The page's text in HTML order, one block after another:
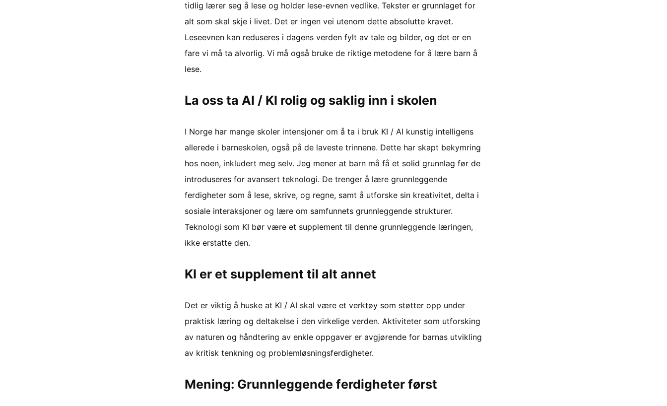
tidlig lærer seg å lese og holder lese-evnen vedlike. Tekster er grunnlaget for
alt som skal skje i livet. Det er ingen vei utenom dette absolutte kravet.
Leseevnen kan reduseres i dagens verden fylt av tale og bilder, og det er en
fare vi må ta alvorlig. Vi må også bruke de riktige metodene for å lære barn å
lese.
La oss ta AI / KI rolig og saklig inn i skolen
I Norge har mange skoler intensjoner om å ta i bruk KI / AI kunstig intelligens
allerede i barneskolen, også på de laveste trinnene. Dette har skapt bekymring
hos noen, inkludert meg selv. Jeg mener at barn må få et solid grunnlag før de
introduseres for avansert teknologi. De trenger å lære grunnleggende
ferdigheter som å lese, skrive, og regne, samt å utforske sin kreativitet, delta i
sosiale interaksjoner og lære om samfunnets grunnleggende strukturer.
Teknologi som KI bør være et supplement til denne grunnleggende læringen,
ikke erstatte den.
KI er et supplement til alt annet
Det er viktig å huske at KI / AI skal være et verktøy som støtter opp under
praktisk læring og deltakelse i den virkelige verden. Aktiviteter som utforsking
av naturen og håndtering av enkle oppgaver er avgjørende for barnas utvikling
av kritisk tenkning og problemløsningsferdigheter.
Mening: Grunnleggende ferdigheter først